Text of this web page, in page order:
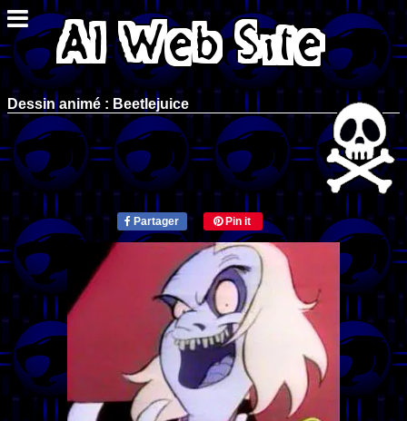
Dessin animé : Beetlejuice
Partager Pin it